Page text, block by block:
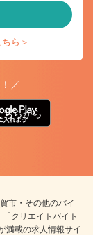
ら＞
／
ちらから
市・その他のバイ
クリエイトバイト
満載の求人情報サイ